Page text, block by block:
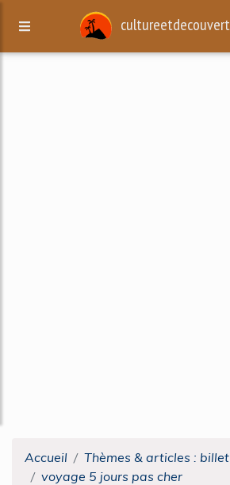
Accueil
Thèmes & articles :
voyage 5 jours pas cher